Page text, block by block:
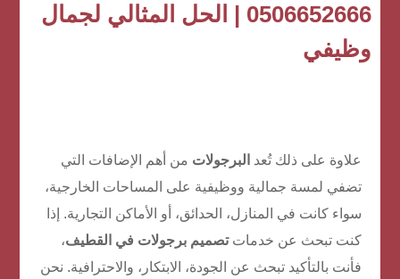
0506652666 | الحل المثالي لجمال
وظيفي
علاوة على ذلك تُعد البرجولات من أهم الإضافات التي
تضفي لمسة جمالية ووظيفية على المساحات الخارجية،
سواء كانت في المنازل، الحدائق، أو الأماكن التجارية. إذا
كنت تبحث عن خدماتتصميم برجولات في القطيف،
فأنت بالتأكيد تبحث عن الجودة، الابتكار، والاحترافية. نحن